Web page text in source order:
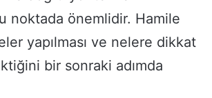
noktada önemlidir. Hamile
yapılması ve nelere dikkat
bir sonraki adımda